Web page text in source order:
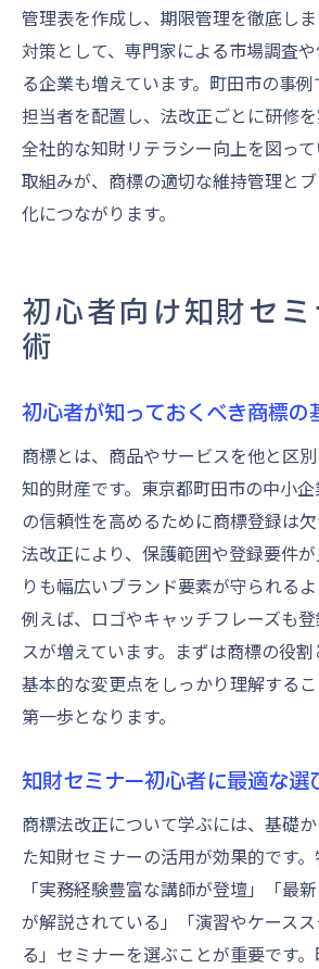
管理表を作成し、期限管理を徹底し
対策として、専門家による市場調査
る企業も増えています。町田市の事
担当者を配置し、法改正ごとに研修を
全社的な知財リテラシー向上を図っ
取組みが、商標の適切な維持管理と
化につながります。
初心者向け知財セ
術
初心者が知っておくべき商標の
商標とは、商品やサービスを他と区
知的財産です。東京都町田市の中小
の信頼性を高めるために商標登録は
法改正により、保護範囲や登録要件
りも幅広いブランド要素が守られるよ
例えば、ロゴやキャッチフレーズも
スが増えています。まずは商標の役
基本的な変更点をしっかり理解する
第一歩となります。
知財セミナー初心者に最適な選
商標法改正について学ぶには、基礎
た知財セミナーの活用が効果的です。
「実務経験豊富な講師が登壇」「最
が解説されている」「演習やケース
る」セミナーを選ぶことが重要です。